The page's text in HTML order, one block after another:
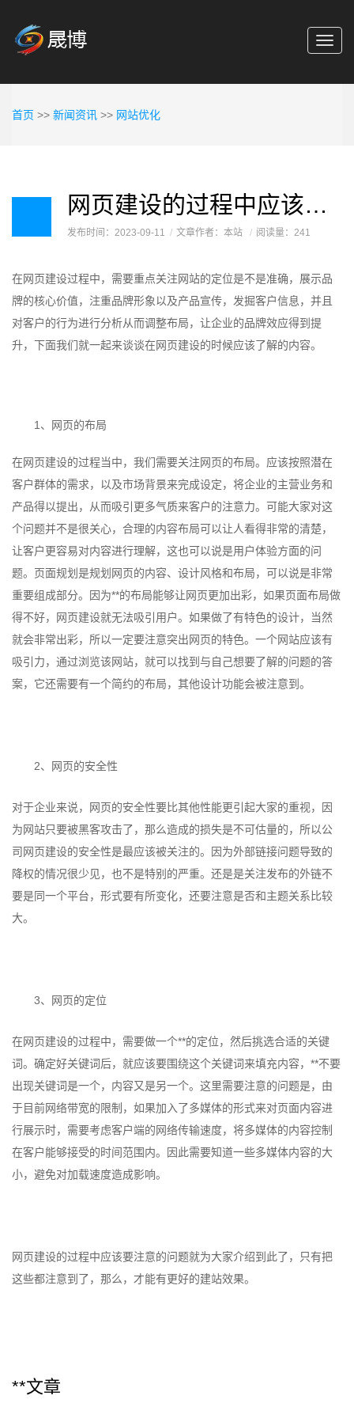
首页 >> 新闻资讯 >> 网站优化
网页建设的过程中应该要注意哪些问题
发布时间：2023-09-11 文章作者：本站 阅读量：241
在网页建设过程中，需要重点关注网站的定位是不是准确，展示品
牌的核心价值，注重品牌形象以及产品宣传，发掘客户信息，并且
对客户的行为进行分析从而调整布局，让企业的品牌效应得到提
升，下面我们就一起来谈谈在网页建设的时候应该了解的内容。
1、网页的布局
在网页建设的过程当中，我们需要关注网页的布局。应该按照潜在
客户群体的需求，以及市场背景来完成设定，将企业的主营业务和
产品得以提出，从而吸引更多气质来客户的注意力。可能大家对这
个问题并不是很关心，合理的内容布局可以让人看得非常的清楚，
让客户更容易对内容进行理解，这也可以说是用户体验方面的问
题。页面规划是规划网页的内容、设计风格和布局，可以说是非常
重要组成部分。因为**的布局能够让网页更加出彩，如果页面布局做
得不好，网页建设就无法吸引用户。如果做了有特色的设计，当然
就会非常出彩，所以一定要注意突出网页的特色。一个网站应该有
吸引力，通过浏览该网站，就可以找到与自己想要了解的问题的答
案，它还需要有一个简约的布局，其他设计功能会被注意到。
2、网页的安全性
对于企业来说，网页的安全性要比其他性能更引起大家的重视，因
为网站只要被黑客攻击了，那么造成的损失是不可估量的，所以公
司网页建设的安全性是最应该被关注的。因为外部链接问题导致的
降权的情况很少见，也不是特别的严重。还是是关注发布的外链不
要是同一个平台，形式要有所变化，还要注意是否和主题关系比较
大。
3、网页的定位
在网页建设的过程中，需要做一个**的定位，然后挑选合适的关键
词。确定好关键词后，就应该要围绕这个关键词来填充内容，**不要
出现关键词是一个，内容又是另一个。这里需要注意的问题是，由
于目前网络带宽的限制，如果加入了多媒体的形式来对页面内容进
行展示时，需要考虑客户端的网络传输速度，将多媒体的内容控制
在客户能够接受的时间范围内。因此需要知道一些多媒体内容的大
小，避免对加载速度造成影响。
网页建设的过程中应该要注意的问题就为大家介绍到此了，只有把
这些都注意到了，那么，才能有更好的建站效果。
**文章